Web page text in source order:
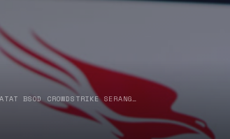
BSOD CROWDSTRIKE SERANG…